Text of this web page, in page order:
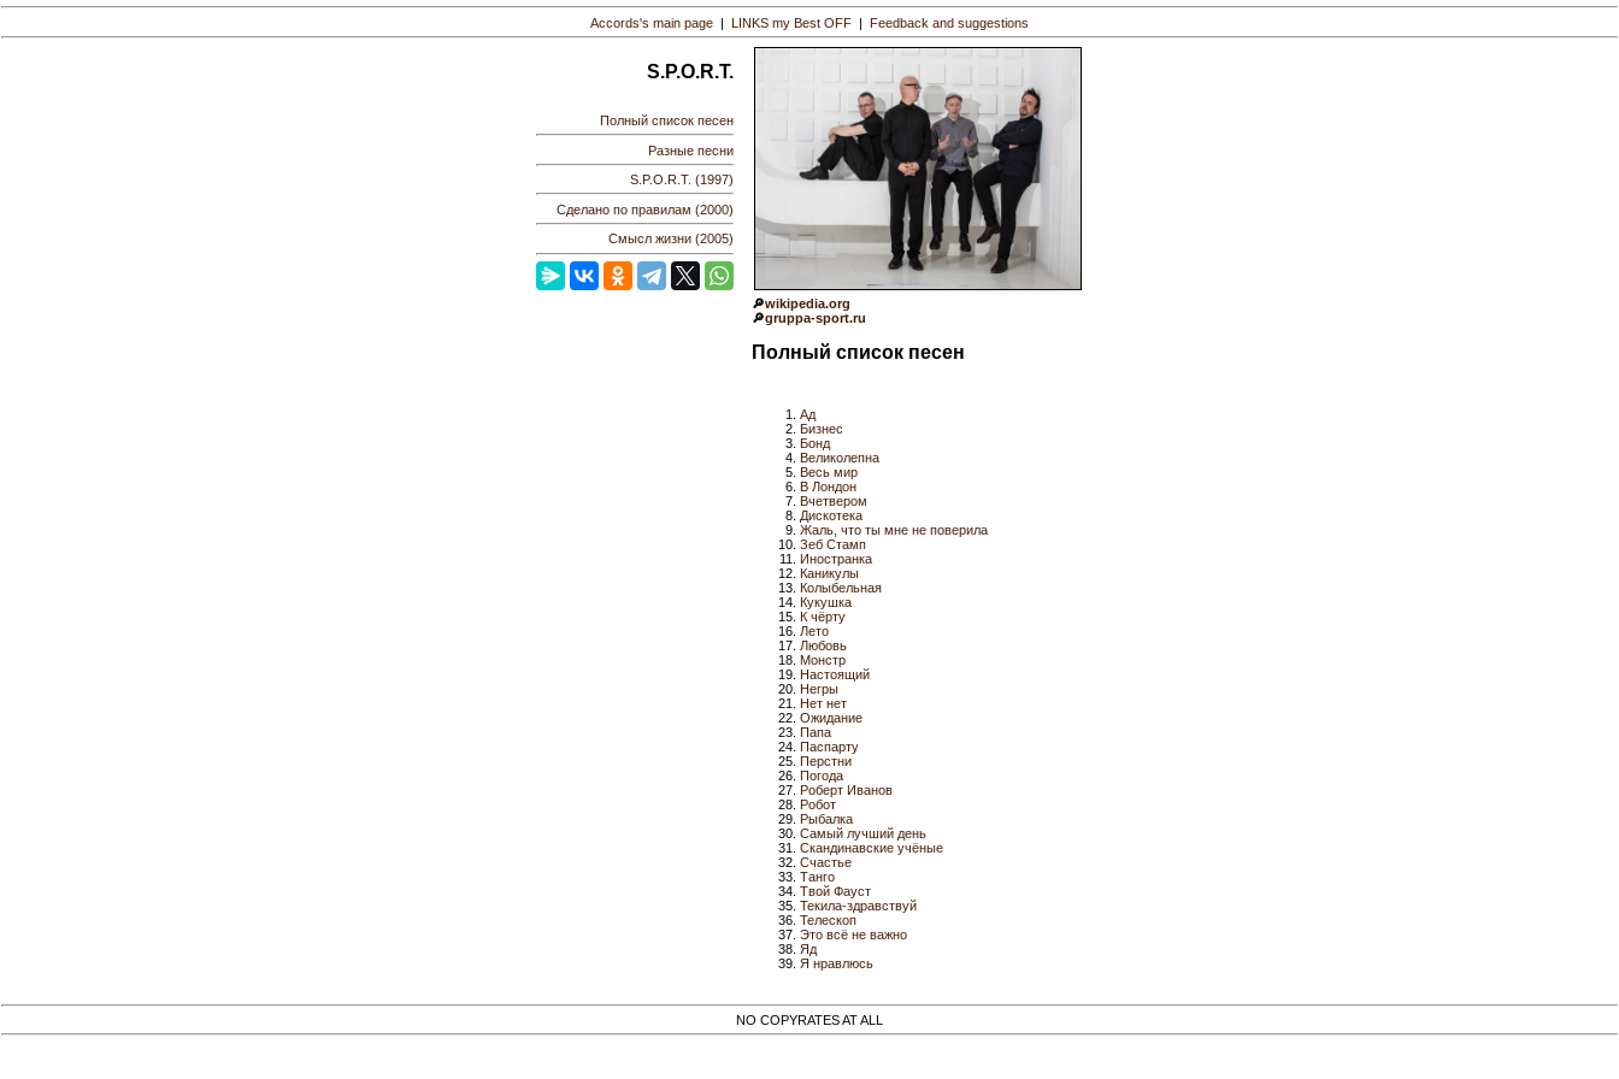
Accords's main page | LINKS my Best OFF | Feedback and suggestions
S.P.O.R.T.
Полный список песен
Разные песни
S.P.O.R.T. (1997)
Сделано по правилам (2000)
Смысл жизни (2005)
🔎wikipedia.org
🔎gruppa-sport.ru
Полный список песен
Ад
Бизнес
Бонд
Великолепна
Весь мир
В Лондон
Вчетвером
Дискотека
Жаль, что ты мне не поверила
Зеб Стамп
Иностранка
Каникулы
Колыбельная
Кукушка
К чёрту
Лето
Любовь
Монстр
Настоящий
Негры
Нет нет
Ожидание
Папа
Паспарту
Перстни
Погода
Роберт Иванов
Робот
Рыбалка
Самый лучший день
Скандинавские учёные
Счастье
Танго
Твой Фауст
Текила-здравствуй
Телескоп
Это всё не важно
Яд
Я нравлюсь
NO COPYRATES AT ALL